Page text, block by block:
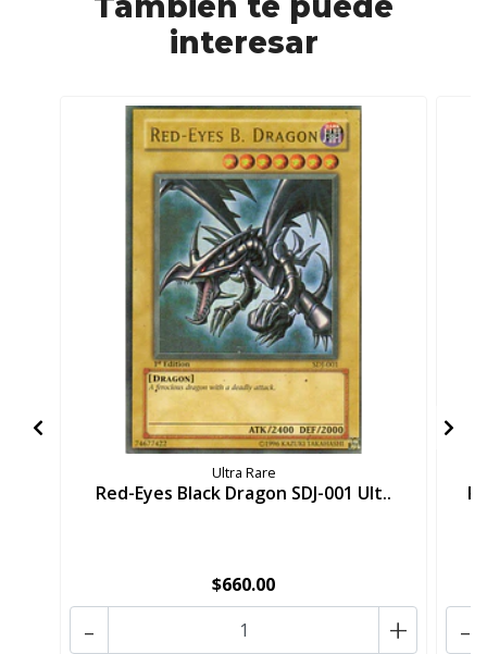
interesar
Ultra Rare
Red-Eyes Black Dragon SDJ-001 Ult..
$660.00
+
- -